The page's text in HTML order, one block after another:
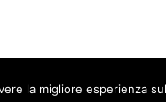
la migliore esperienza